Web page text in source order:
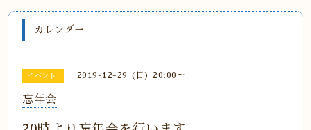
カレンダー
イベント 2019-12-29 (日) 20:00～
忘年会